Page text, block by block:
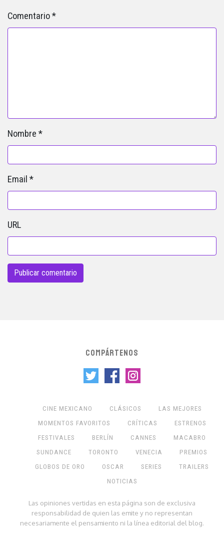
Comentario*
Nombre *
Email *
URL
COMPÁRTENOS
CINE MEXICANO CLÁSICOS
LAS MEJORES
MOMENTOS FAVORITOS
CRÍTICAS
ESTRENOS
FESTIVALES
BERLÍN CANNES
MACABRO
SUNDANCE
TORONTO VENECIA
PREMIOS
GLOBOS DE ORO
OSCAR SERIES
TRAILERS
NOTICIAS
Las opiniones vertidas en esta página son de exclusiva
responsabilidad de quien las emite y no representan
necesariamente el pensamiento ni la línea editorial del blog.